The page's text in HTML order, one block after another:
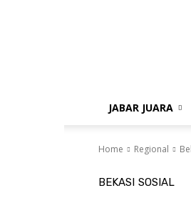
JABAR JUARA
Home Regional
BEKASI SOSIAL